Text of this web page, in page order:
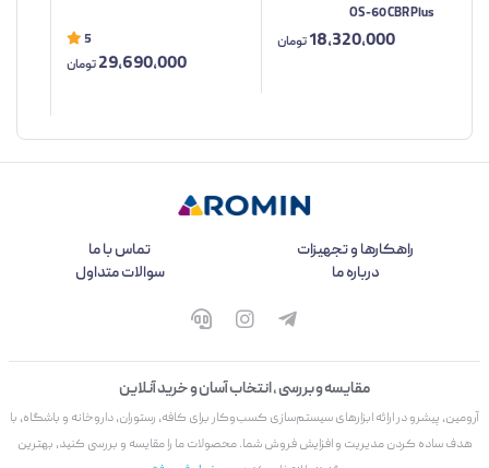
OS-60 CBR Plus
18,320,000تومان 5
29,690,000تومان
راهکارها و تجهیزات
تماس با ما
درباره ما
سوالات متداول
مقایسه و بررسی ، انتخاب آسان و خرید آنلاین
آرومین، پیشرو در ارائه ابزارهای سیستم‌سازی کسب‌وکار برای کافه، رستوران، داروخانه و باشگاه، با
هدف ساده کردن مدیریت و افزایش فروش شما. محصولات ما را مقایسه و بررسی کنید، بهترین